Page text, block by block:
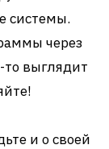
системы.
через
то выглядит
и о своей